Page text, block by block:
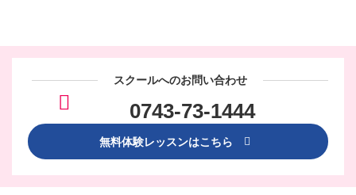
スクールへのお問い合わせ
0743-73-1444
無料体験レッスンはこちら